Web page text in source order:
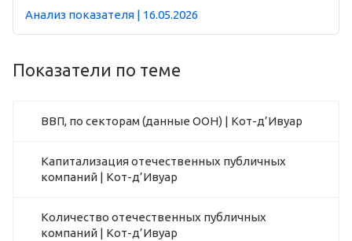
Анализ показателя | 16.05.2026
Показатели по теме
ВВП, по секторам (данные ООН) | Кот-д’Ивуар
Капитализация отечественных публичных
компаний | Кот-д’Ивуар
Количество отечественных публичных
компаний | Кот-д’Ивуар